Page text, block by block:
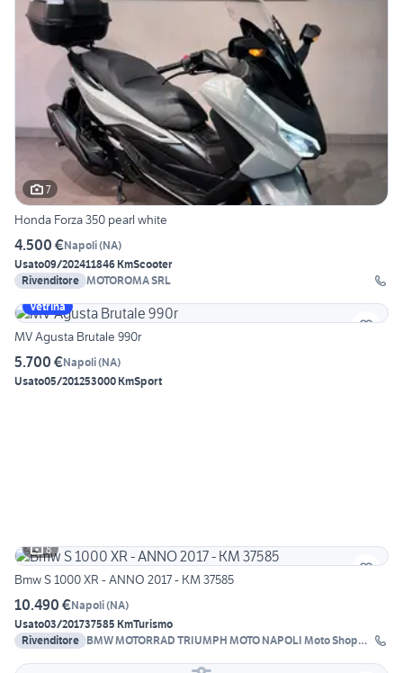
7
Honda Forza 350 pearl white
4.500 €Napoli(NA)
Usato09/202411846 KmScooter
Rivenditore MOTOROMA SRL
Vetrina
MV Agusta Brutale 990r
5.700 €Napoli(NA)
Usato05/201253000 KmSport
8
Bmw S 1000 XR - ANNO 2017 - KM 37585
10.490 €Napoli(NA)
Usato03/201737585 KmTurismo
Rivenditore BMW MOTORRAD TRIUMPH MOTO NAPOLI Moto Shop